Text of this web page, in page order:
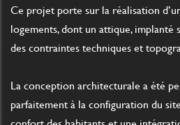
Ce projet porte sur la réalisation
logements, dont un attique,
des contraintes techniques et
La conception architecturale a été
parfaitement à la configuration du